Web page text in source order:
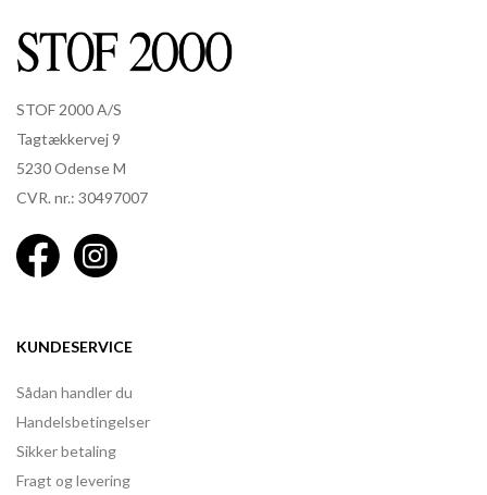
STOF 2000 A/S
Tagtækkervej 9
5230 Odense M
CVR. nr.: 30497007
KUNDESERVICE
Sådan handler du
Handelsbetingelser
Sikker betaling
Fragt og levering